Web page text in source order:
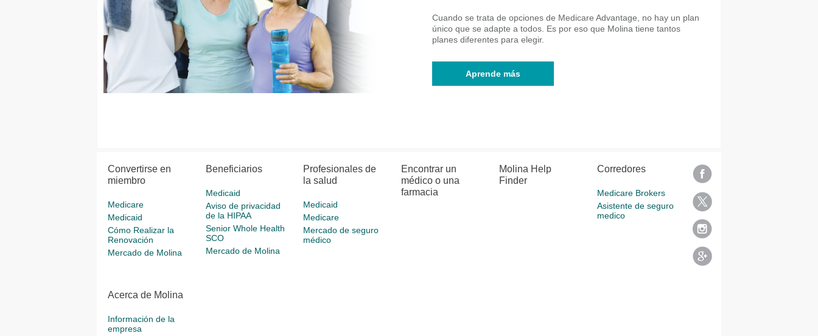
Cuando se trata de opciones de Medicare Advantage, no hay un plan
único que se adapte a todos. Es por eso que Molina tiene tantos
planes diferentes para elegir.
Aprende más
Convertirse en
miembro
Medicare
Medicaid
Cómo Realizar la
Renovación
Mercado de Molina
Beneficiarios
Medicaid
Aviso de privacidad
de la HIPAA
Senior Whole Health
SCO
Mercado de Molina
Profesionales de
la salud
Medicaid
Medicare
Mercado de seguro
médico
Encontrar un
médico o una
farmacia
Molina Help
Finder
Corredores
Medicare Brokers
Asistente de seguro
medico
Acerca de Molina
Información de la
empresa